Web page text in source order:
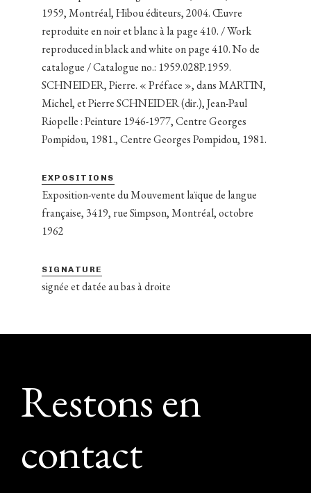
1959, Montréal, Hibou éditeurs, 2004. Œuvre
reproduite en noir et blanc à la page 410. / Work
reproduced in black and white on page 410. No de
catalogue / Catalogue no.: 1959.028P.1959.
SCHNEIDER, Pierre. « Préface », dans MARTIN,
Michel, et Pierre SCHNEIDER (dir.), Jean-Paul
Riopelle : Peinture 1946-1977, Centre Georges
Pompidou, 1981., Centre Georges Pompidou, 1981.
EXPOSITIONS
Exposition-vente du Mouvement laïque de langue
française, 3419, rue Simpson, Montréal, octobre
1962
SIGNATURE
signée et datée au bas à droite
Footer
Restons en
contact